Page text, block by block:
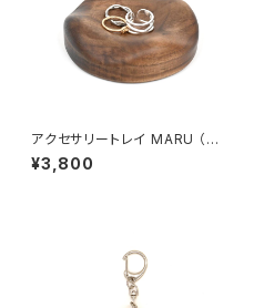
アクセサリートレイ MARU （ウ
ォールナット）
¥3,800